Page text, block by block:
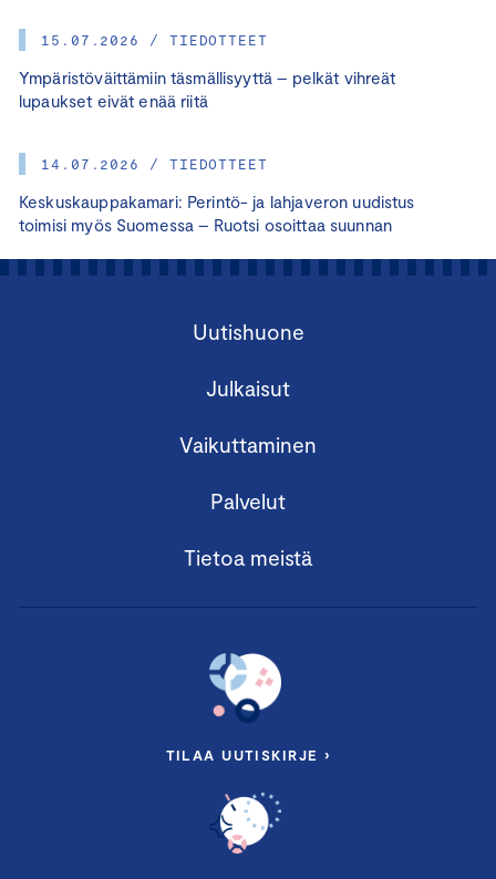
15.07.2026 / TIEDOTTEET
Ympäristöväittämiin täsmällisyyttä – pelkät vihreät
lupaukset eivät enää riitä
14.07.2026 / TIEDOTTEET
Keskuskauppakamari: Perintö- ja lahjaveron uudistus
toimisi myös Suomessa – Ruotsi osoittaa suunnan
Uutishuone
Julkaisut
Vaikuttaminen
Palvelut
Tietoa meistä
TILAA UUTISKIRJE ›